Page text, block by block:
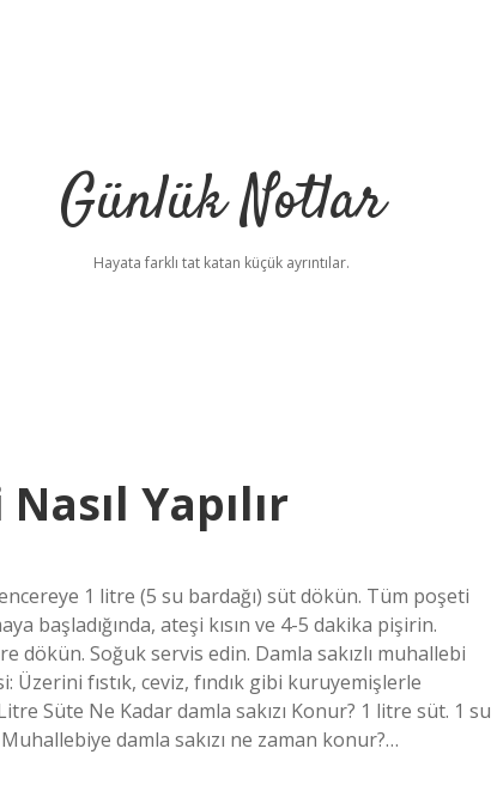
Günlük Notlar
Hayata farklı tat katan küçük ayrıntılar.
Yapılır
1 litre (5 su bardağı) süt dökün. Tüm poşeti
başladığında, ateşi kısın ve 4-5 dakika pişirin.
dökün. Soğuk servis edin. Damla sakızlı muhallebi
Üzerini fıstık, ceviz, fındık gibi kuruyemişlerle
Süte Ne Kadar damla sakızı Konur? 1 litre süt. 1 su
damla sakızı ne zaman konur?…